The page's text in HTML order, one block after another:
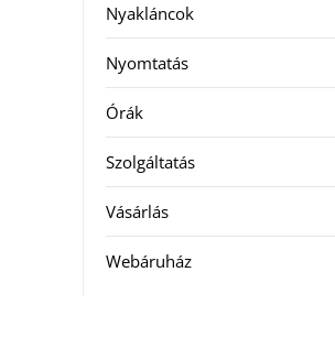
Nyakláncok
Nyomtatás
Órák
Szolgáltatás
Vásárlás
Webáruház